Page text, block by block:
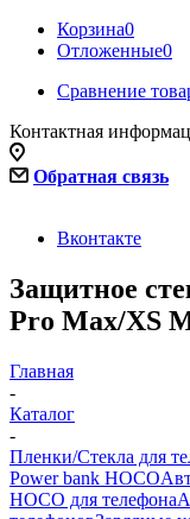
Корзина0
Отложенные0
Сравнение
Контактная
Обратная связь
Вконтакте
Защитное
Pro Max/XS
Главная
-
Каталог
-
Пленки/Стекла для
Power bank HOCO
HOCO для телефона